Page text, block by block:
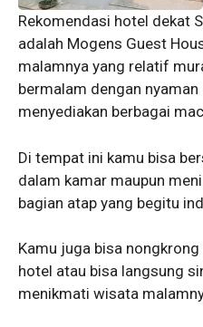
Rekomendasi hotel dekat
adalah Mogens Guest
malamnya yang relatif
bermalam dengan
menyediakan berbagai
Di tempat ini kamu bisa
dalam kamar maupun
bagian atap yang begitu
Kamu juga bisa
hotel atau bisa langsung
menikmati wisata